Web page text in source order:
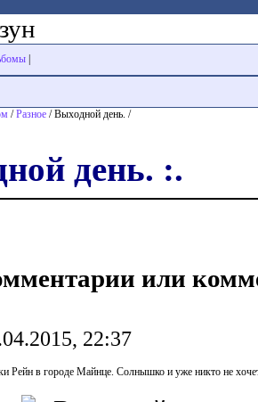
/Разное / Выходной день. /
день. :.
или
22:37
Рейн в городе Майнце. Солнышко и уже никто не